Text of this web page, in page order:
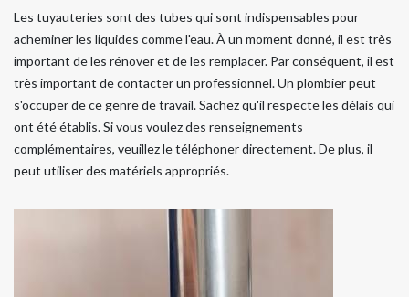
Les tuyauteries sont des tubes qui sont indispensables pour
acheminer les liquides comme l'eau. À un moment donné, il est très
important de les rénover et de les remplacer. Par conséquent, il est
très important de contacter un professionnel. Un plombier peut
s'occuper de ce genre de travail. Sachez qu'il respecte les délais qui
ont été établis. Si vous voulez des renseignements
complémentaires, veuillez le téléphoner directement. De plus, il
peut utiliser des matériels appropriés.